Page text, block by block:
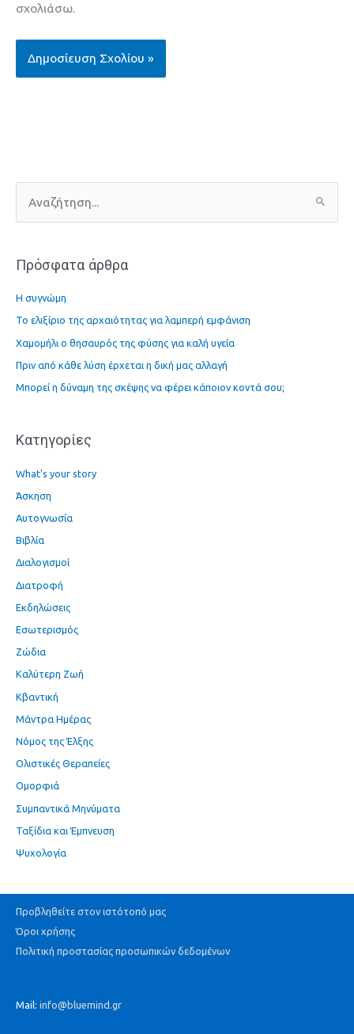
σχολιάσω.
ν
ζ
τ
η
σ
η
γ
:
Πρόσφατα άρθρα
Η συγνώμη
Το ελιξίριο της αρχαιότητας για λαμπερή εμφάνιση
Χαμομήλι ο θησαυρός της φύσης για καλή υγεία
Πριν από κάθε λύση έρχεται η δική μας αλλαγή
Μπορεί η δύναμη της σκέψης να φέρει κάποιον κοντά σου;
Kατηγορίες
What's your story
Άσκηση
Αυτογνωσία
Βιβλία
Διαλογισμοί
Διατροφή
Εκδηλώσεις
Εσωτερισμός
Ζώδια
Καλύτερη Ζωή
Κβαντική
Μάντρα Ημέρας
Νόμος της Έλξης
Ολιστικές Θεραπείες
Ομορφιά
Συμπαντικά Μηνύματα
Ταξίδια και Έμπνευση
Ψυχολογία
Προβληθείτε στον ιστότοπό μας
Όροι χρήσης
Πολιτική προστασίας προσωπικών δεδομένων
Mail: info@bluemind.gr